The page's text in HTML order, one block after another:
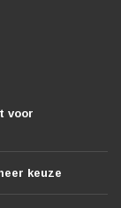
voor
keuze